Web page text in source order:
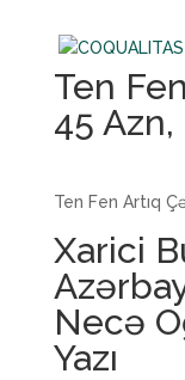
Ten
45 Azn,
Ten Fen Artıq
Xarici
Necə
Yazı